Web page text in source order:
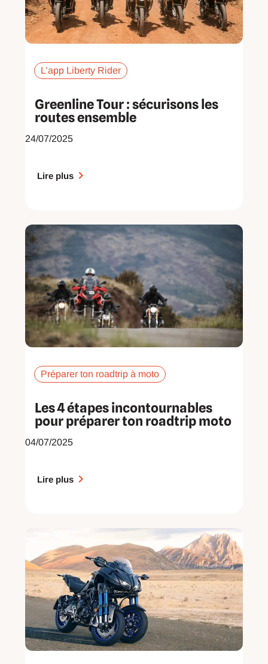
L’app Liberty Rider
Greenline Tour : sécurisons les
routes ensemble
24/07/2025
Lire plus
Préparer ton roadtrip à moto
Les 4 étapes incontournables
pour préparer ton roadtrip moto
04/07/2025
Lire plus